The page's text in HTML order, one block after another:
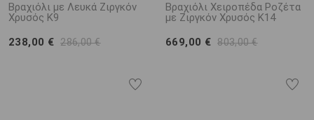
Βραχιόλι με Λευκά Ζιργκόν
Χρυσός K9
238,00 € 286,00 €
Βραχιόλι Χειροπέδα Ροζέτα
με Ζιργκόν Χρυσός K14
669,00 € 803,00 €